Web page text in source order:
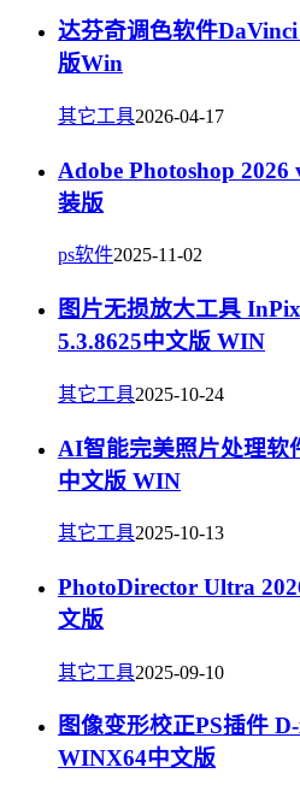
达芬奇调色软件
版Win
其它工具2026-04-17
Adobe Photoshop
装版
ps软件2025-11-02
图片无损放大工具
5.3.8625中文版 WIN
其它工具2025-10-24
AI智能完美照片处理软
中文版 WIN
其它工具2025-10-13
PhotoDirector Ultra
文版
其它工具2025-09-10
图像变形校正PS插件
WINX64中文版